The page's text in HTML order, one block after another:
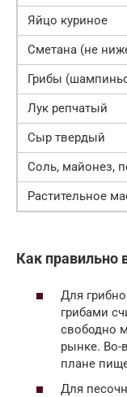
Яйцо куриное
Сметана (не
Грибы
Лук репчатый
Сыр твердый
Соль, майонез,
Растительное
Как правильно
Для
грибами
свободно
рынке. Во-
плане
Для